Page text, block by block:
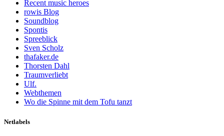
Recent music heroes
rowis Blog
Soundblog
Spontis
Spreeblick
Sven Scholz
thafaker.de
Thorsten Dahl
Traumverliebt
Ulf.
Webthemen
Wo die Spinne mit dem Tofu tanzt
Netlabels